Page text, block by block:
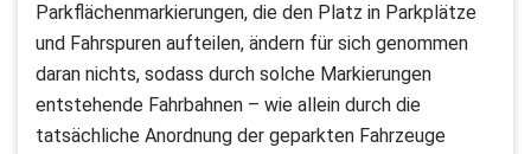
Parkflächenmarkierungen, die den Platz in Parkplätze
und Fahrspuren aufteilen, ändern für sich genommen
daran nichts, sodass durch solche Markierungen
entstehende Fahrbahnen – wie allein durch die
tatsächliche Anordnung der geparkten Fahrzeuge